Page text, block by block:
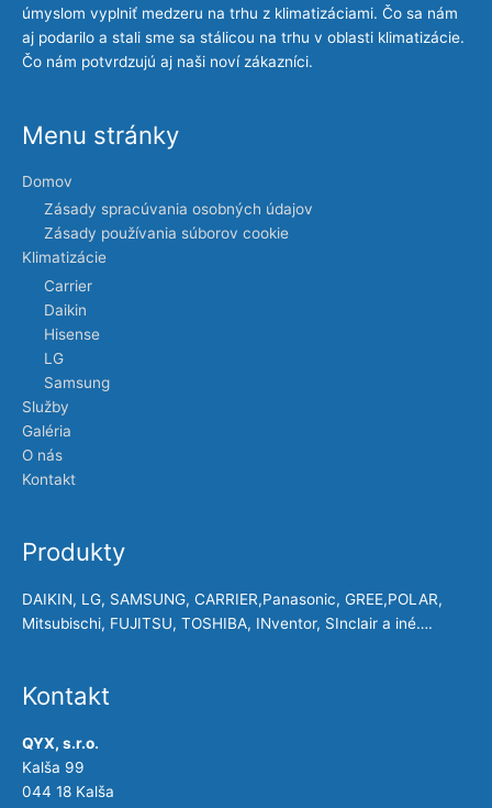
úmyslom vyplniť medzeru na trhu z klimatizáciami. Čo sa nám
aj podarilo a stali sme sa stálicou na trhu v oblasti klimatizácie.
Čo nám potvrdzujú aj naši noví zákazníci.
Menu stránky
Domov
Zásady spracúvania osobných údajov
Zásady používania súborov cookie
Klimatizácie
Carrier
Daikin
Hisense
LG
Samsung
Služby
Galéria
O nás
Kontakt
Produkty
DAIKIN, LG, SAMSUNG, CARRIER,Panasonic, GREE,POLAR,
Mitsubischi, FUJITSU, TOSHIBA, INventor, SInclair a iné….
Kontakt
QYX, s.r.o.
Kalša 99
044 18 Kalša